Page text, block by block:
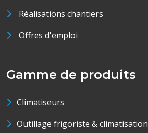
Réalisations chantiers
Offres d'emploi
Gamme de produits
Climatiseurs
Outillage frigoriste & climatisation